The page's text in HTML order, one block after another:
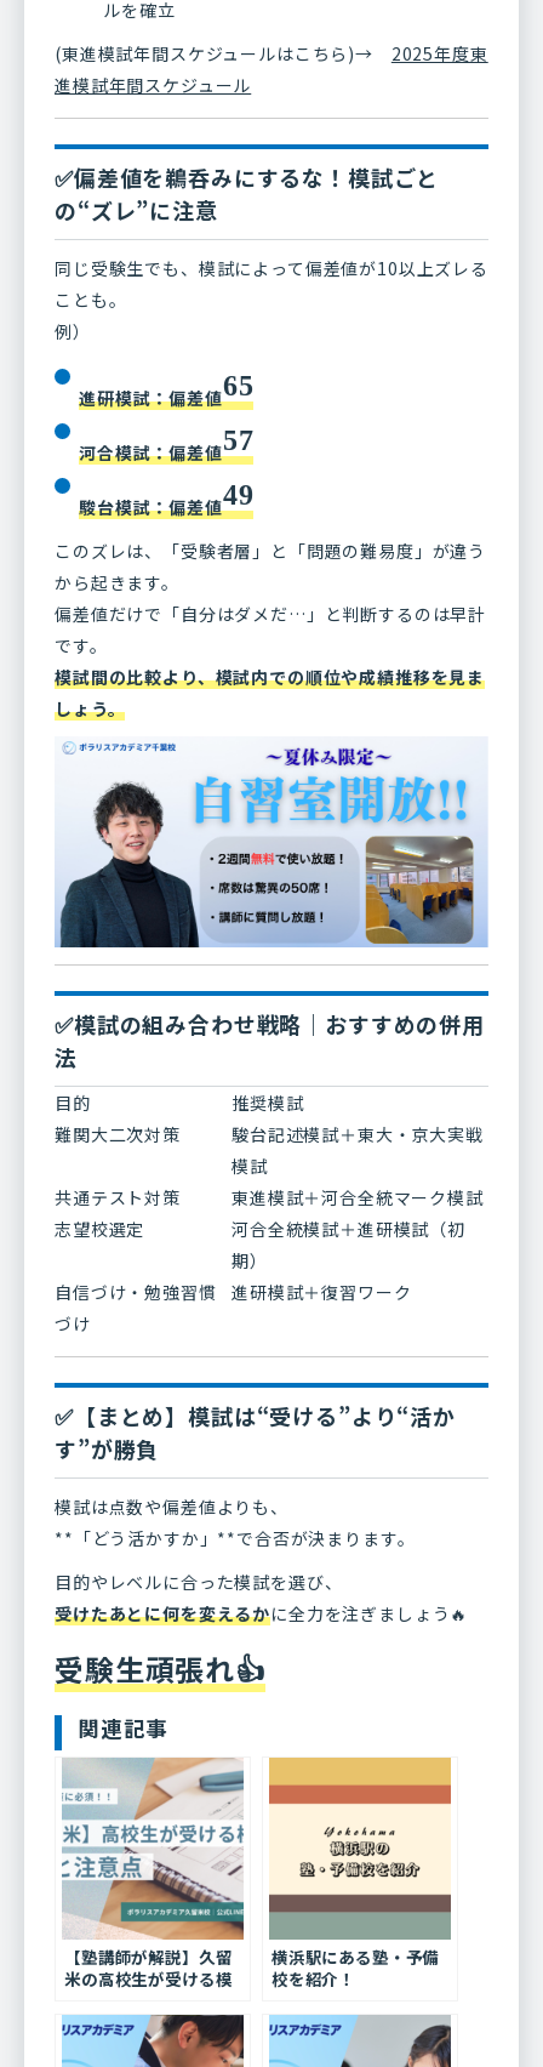
ルを確立
(東進模試年間スケジュールはこちら)→ 2025年度東
進模試年間スケジュール
✅偏差値を鵜呑みにするな！模試ごと
の“ズレ”に注意
同じ受験生でも、模試によって偏差値が10以上ズレる
ことも。
例）
進研模試：偏差値65
河合模試：偏差値57
駿台模試：偏差値49
このズレは、「受験者層」と「問題の難易度」が違う
から起きます。
偏差値だけで「自分はダメだ…」と判断するのは早計
です。
模試間の比較より、模試内での順位や成績推移を見ま
しょう。
✅模試の組み合わせ戦略｜おすすめの併用
法
目的
推奨模試
難関大二次対策
駿台記述模試＋東大・京大実戦
模試
共通テスト対策
東進模試＋河合全統マーク模試
志望校選定
河合全統模試＋進研模試（初
期）
自信づけ・勉強習慣
づけ
進研模試＋復習ワーク
✅【まとめ】模試は“受ける”より“活か
す”が勝負
模試は点数や偏差値よりも、
**「どう活かすか」**で合否が決まります。
目的やレベルに合った模試を選び、
受けたあとに何を変えるかに全力を注ぎましょう🔥
受験生頑張れ👍
関連記事
【塾講師が解説】久留
米の高校生が受ける模
受験対策に必須！
横浜駅にある塾・予備
校を紹介！